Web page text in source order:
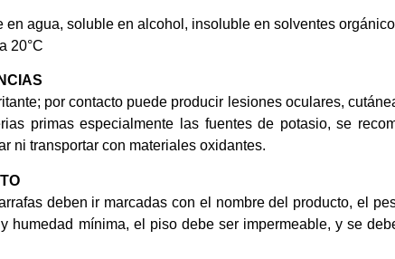
agua, soluble en alcohol, insoluble en solventes
20°C
por contacto puede producir lesiones oculares,
primas especialmente las fuentes de potasio, se
ni transportar con materiales oxidantes.
deben ir marcadas con el nombre del producto, el
humedad mínima, el piso debe ser impermeable, y se